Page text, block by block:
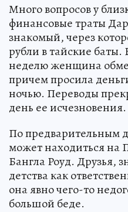
Много вопросов у
финансовые траты
знакомый, через
рубли в тайские баты.
неделю женщина
причем просила
ночью. Переводы
день ее исчезновения.
По предварительным
может находиться на
Бангла Роуд. Друзья,
детства как
она явно чего-то
большой беде.